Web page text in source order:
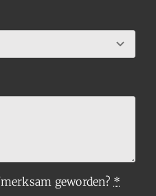
geworden? *